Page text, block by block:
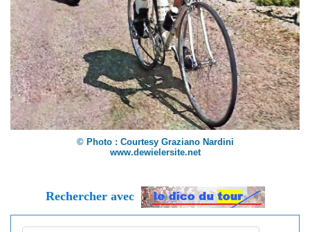
© Photo : Courtesy Graziano Nardini
www.dewielersite.net
Rechercher avec